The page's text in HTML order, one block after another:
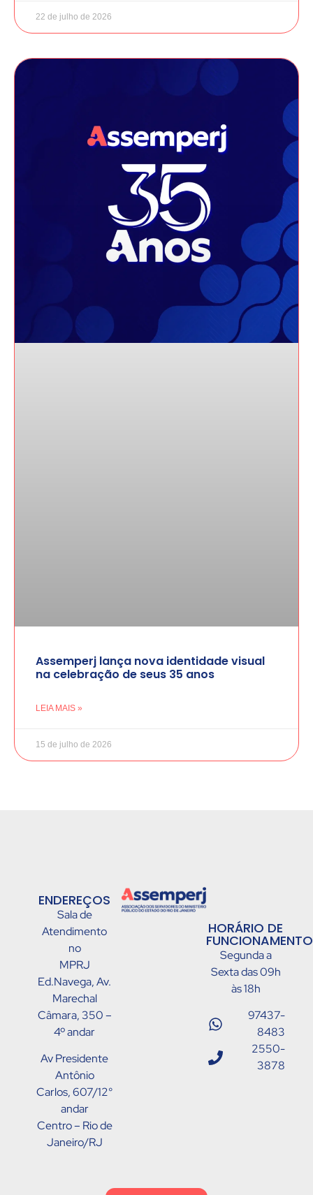
22 de julho de 2026
Assemperj lança nova identidade visual
na celebração de seus 35 anos
LEIA MAIS »
15 de julho de 2026
ENDEREÇOS
Sala de
Atendimento
no
MPRJ
Ed.Navega, Av.
Marechal
Câmara, 350 –
4º andar
Av Presidente
Antônio
Carlos, 607/12°
andar
Centro – Rio de
Janeiro/RJ
HORÁRIO DE
Segunda a
Sexta das 09h
às 18h
97437-
8483
2550-
3878